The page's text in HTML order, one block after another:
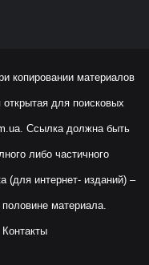
материалов
для поисковых
. Ссылка должна быть
либо частичного
(для интернет- изданий) –
материала.
Контакты